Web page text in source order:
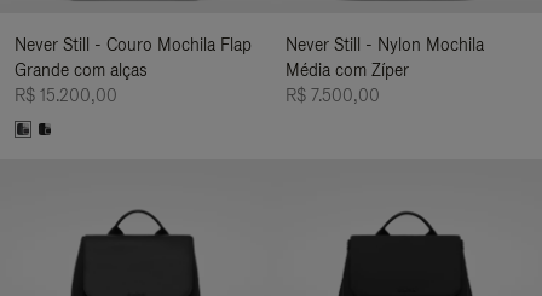
Never Still - Couro Mochila Flap
Grande com alças
R$ 15.200,00
Never Still - Nylon Mochila
Média com Zíper
R$ 7.500,00